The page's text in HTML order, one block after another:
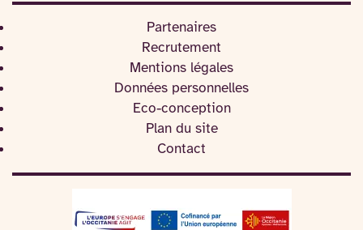
Partenaires
Recrutement
Mentions légales
Données personnelles
Eco-conception
Plan du site
Contact